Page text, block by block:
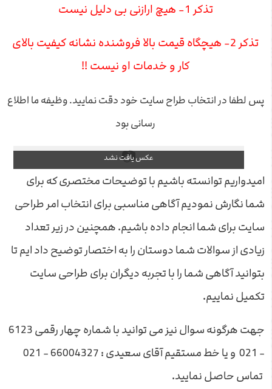
تذکر 1- هیچ ارازنی بی دلیل نیست
تذکر 2- هیچگاه قیمت بالا فروشنده نشانه کیفیت بالای
کار و خدمات او نیست !!
پس لطفا در انتخاب طراح سایت خود دقت نمایید. وظیفه ما اطلاع
رسانی بود
امیدواریم توانسته باشیم با توضیحات مختصری که برای
شما نگارش نمودیم آگاهی مناسبی برای انتخاب امر طراحی
سایت برای شما انجام داده باشیم. همچنین در زیر تعداد
زیادی از سوالات شما دوستان را به اختصار توضیح داد ایم تا
بتوانید آگاهی شما را با تجربه دیگران برای طراحی سایت
تکمیل نماییم.
جهت هرگونه سوال نیز می توانید با شماره چهار رقمی 6123
- 021 و یا خط مستقیم آقای سعیدی : 66004327 - 021
تماس حاصل نمایید.